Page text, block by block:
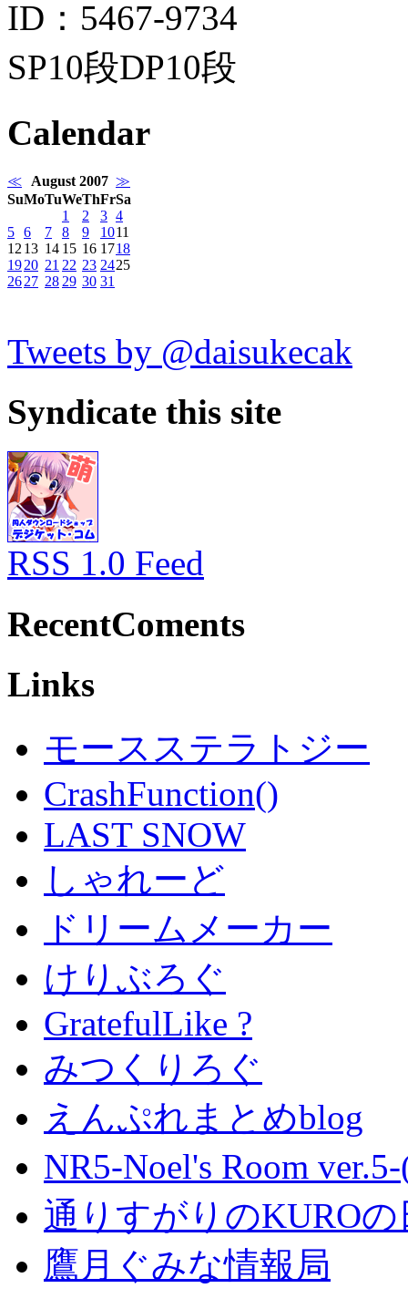
ID：5467-9734
SP10段DP10段
Calendar
≪ August 2007 ≫
SuMoTuWeThFrSa
1
2 3 4
5 6 7 8 9 1011
12 13 14 15 16 1718
1920 21 22 23 2425
2627 28 29 30 31
Tweets by @daisukecak
Syndicate this site
RSS 1.0 Feed
RecentComents
Links
モースステラトジー
CrashFunction()
LAST SNOW
しゃれーど
ドリームメーカー
けりぶろぐ
GratefulLike ?
みつくりろぐ
えんぷれまとめblog
NR5-Noel's Room
通りすがりのKURO
鷹月ぐみな情報局